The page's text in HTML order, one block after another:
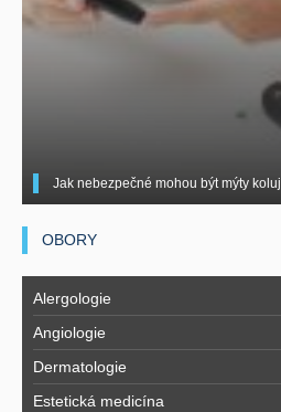
Jak nebezpečné mohou být mýty
OBORY
Alergologie
Angiologie
Dermatologie
Estetická medicína